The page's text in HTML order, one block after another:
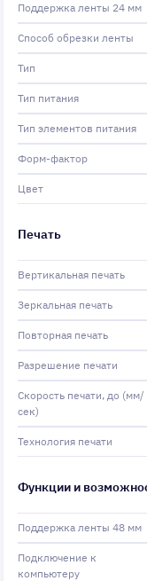
Поддержка ленты 24 мм
Способ обрезки ленты
Тип
Тип питания
Тип элементов питания
Форм-фактор
Цвет
Печать
Вертикальная печать
Зеркальная печать
Повторная печать
Разрешение печати
Скорость печати, до (мм/
сек)
Технология печати
Функции и
Поддержка ленты 48 мм
Подключение к
компьютеру